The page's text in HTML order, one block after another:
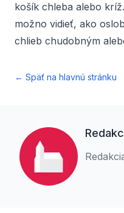
košík chleba alebo
možno vidieť, ako
chlieb chudobným
← Späť na hlavnú stránku